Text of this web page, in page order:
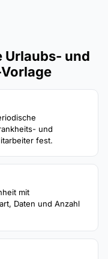
Urlaubs- und
und
fest.
mit
Daten und Anzahl